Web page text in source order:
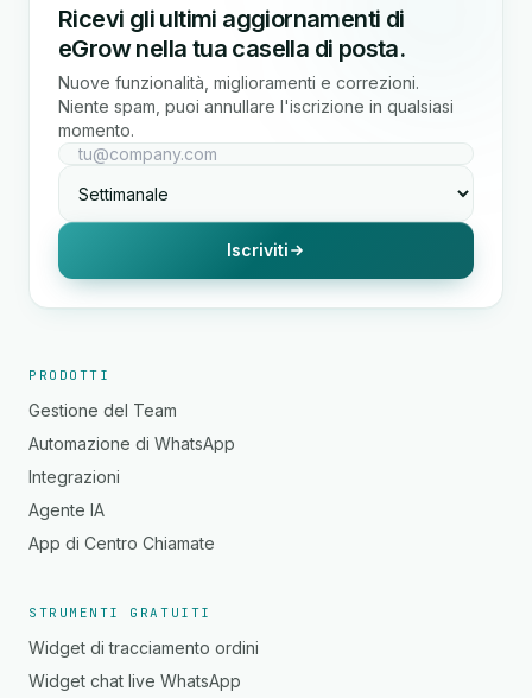
Ricevi gli ultimi aggiornamenti di
eGrow nella tua casella di posta.
Nuove funzionalità, miglioramenti e correzioni.
Niente spam, puoi annullare l'iscrizione in qualsiasi
momento.
Iscriviti
PRODOTTI
Gestione del Team
Automazione di WhatsApp
Integrazioni
Agente IA
App di Centro Chiamate
STRUMENTI GRATUITI
Widget di tracciamento ordini
Widget chat live WhatsApp